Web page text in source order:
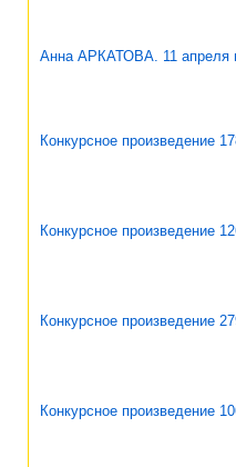
Анна АРКАТОВА. 11 апреля
Конкурсное произведение
Конкурсное произведение
Конкурсное произведение
Конкурсное произведение